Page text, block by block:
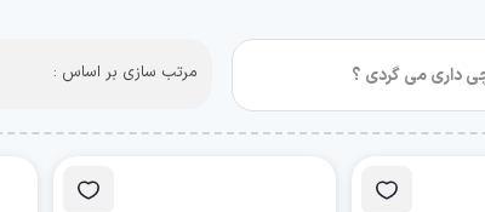
مرتب سازی بر اساس :